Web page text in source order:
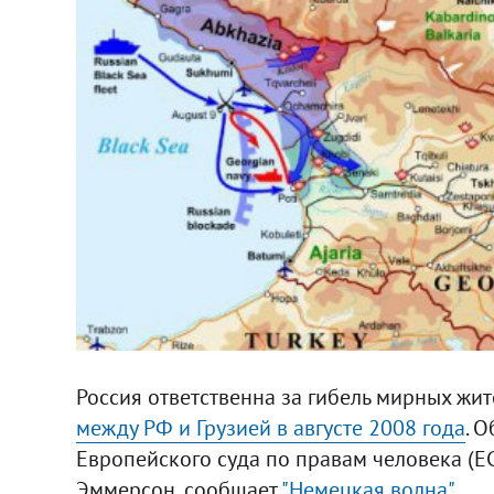
Россия ответственна за гибель мирных
между РФ и Грузией в августе 2008 года.
Европейского суда по правам человека